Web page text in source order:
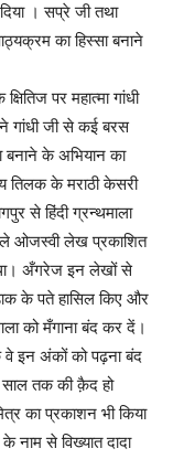
। सप्रे जी तथा
का हिस्सा बनाने
पर महात्मा गांधी
गांधी जी से कई बरस
बनाने के अभियान का
तिलक के मराठी केसरी
से हिंदी ग्रन्थमाला
ओजस्वी लेख प्रकाशित
था। अँगरेज इन लेखों से
के पते हासिल किए और
को मँगाना बंद कर दें।
वे इन अंकों को पढ़ना बंद
तक की क़ैद हो
का प्रकाशन भी किया
नाम से विख्यात दादा